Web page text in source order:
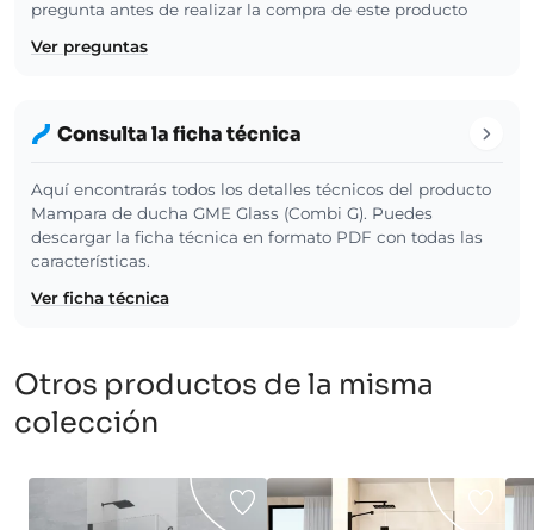
pregunta antes de realizar la compra de este producto
Ver preguntas
Consulta la ficha técnica
Aquí encontrarás todos los detalles técnicos del producto
Mampara de ducha GME Glass (Combi G). Puedes
descargar la ficha técnica en formato PDF con todas las
características.
Ver ficha técnica
Otros productos de la misma
colección